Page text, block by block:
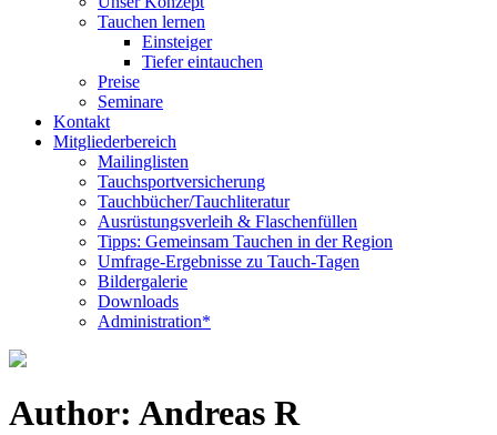
Tauchen lernen
Einsteiger
Tiefer eintauchen
Preise
Seminare
Kontakt
Mitgliederbereich
Mailinglisten
Tauchsportversicherung
Tauchbücher/Tauchliteratur
Ausrüstungsverleih & Flaschenfüllen
Tipps: Gemeinsam Tauchen in der Region
Umfrage-Ergebnisse zu Tauch-Tagen
Bildergalerie
Downloads
Administration*
Author: Andreas R